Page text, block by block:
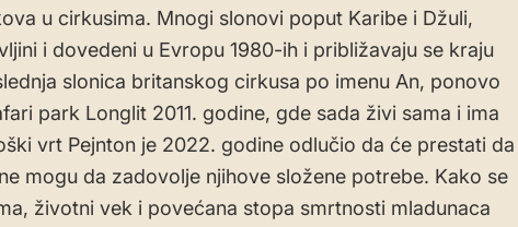
u cirkusima. Mnogi slonovi poput Karibe i Džuli,
i dovedeni u Evropu 1980-ih i približavaju se kraju
slonica britanskog cirkusa po imenu An, ponovo
park Longlit 2011. godine, gde sada živi sama i ima
vrt Pejnton je 2022. godine odlučio da će prestati da
mogu da zadovolje njihove složene potrebe. Kako se
životni vek i povećana stopa smrtnosti mladunaca